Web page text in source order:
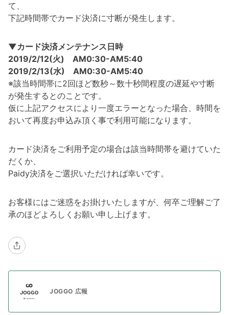
て、
下記時間帯でカード決済に寸断が発生します。
▼カード決済メンテナンス日時
2019/2/12(火) AM0:30-AM5:40
2019/2/13(水) AM0:30-AM5:40
※該当時間帯に2回ほど数秒～数十秒間程度の遅延や寸断
が発生するとのことです。
仮に上記アクセスにより一度エラーとなった場合、時間を
おいて再度お申込み頂く事で利用可能になります。
カード決済をご利用予定の場合は該当時間帯を避けていた
だくか、
Paidy決済をご選択いただければ幸いです。
お客様にはご迷惑をお掛けいたしますが、何卒ご理解ご了
承のほどよろしくお願い申し上げます。
JOGGO 広報